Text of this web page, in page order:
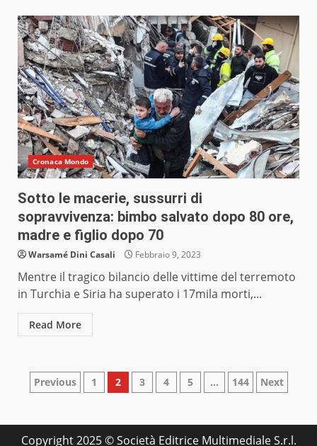
Cronaca Mondo
Sotto le macerie, sussurri di
sopravvivenza: bimbo salvato dopo 80 ore,
madre e figlio dopo 70
Warsamé Dini Casali Febbraio 9, 2023
Mentre il tragico bilancio delle vittime del terremoto
in Turchia e Siria ha superato i 17mila morti,...
Read More
Paginazione
articoli
Previous 1 2 3 4 5 … 144 Next
Copyright 2025 © Società Editrice Multimediale S.r.l.